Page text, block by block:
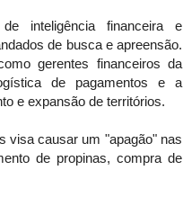
inteligência financeira e
de busca e apreensão.
gerentes financeiros da
de pagamentos e a
e expansão de territórios.
visa causar um "apagão" nas
de propinas, compra de